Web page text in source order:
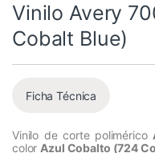
Vinilo Avery
Cobalt Blue)
Ficha Técnica
Vinilo de corte polimérico
color Azul Cobalto (724